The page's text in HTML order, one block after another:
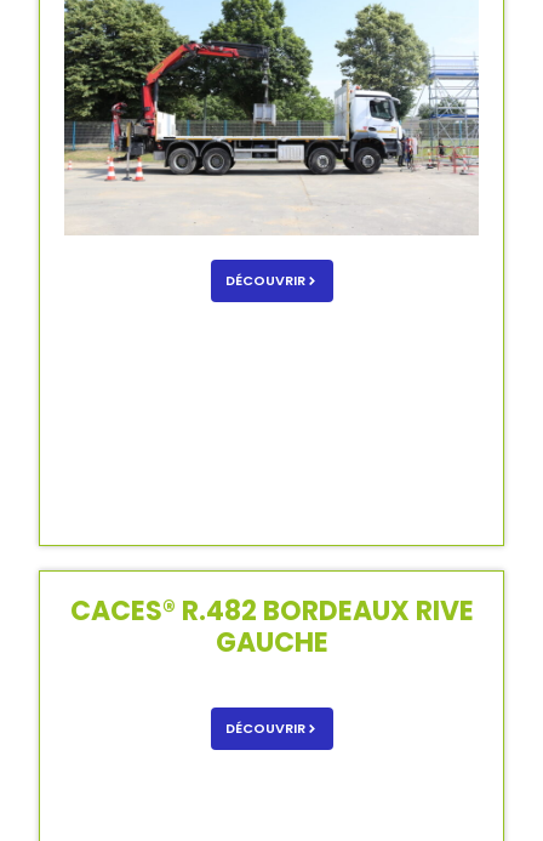
DÉCOUVRIR
CACES® R.482 BORDEAUX RIVE
GAUCHE
DÉCOUVRIR